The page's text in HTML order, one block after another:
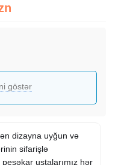
göstər
dizayna uyğun və
sifarişlə
ustalarımız hər